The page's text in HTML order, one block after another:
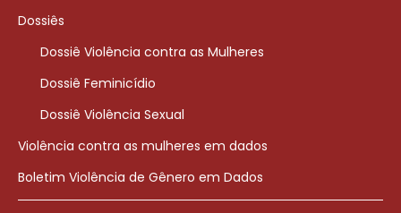
Dossiês
Dossiê Violência contra as Mulheres
Dossiê Feminicídio
Dossiê Violência Sexual
Violência contra as mulheres em dados
Boletim Violência de Gênero em Dados